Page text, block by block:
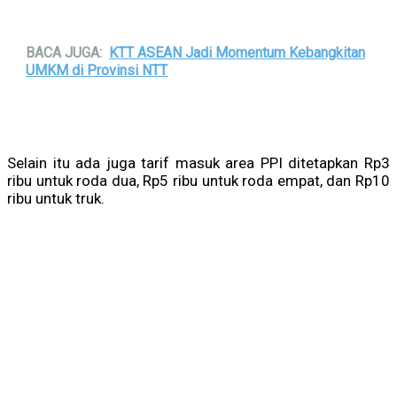
BACA JUGA: KTT ASEAN Jadi Momentum Kebangkitan
UMKM di Provinsi NTT
Selain itu ada juga tarif masuk area PPI ditetapkan Rp3
ribu untuk roda dua, Rp5 ribu untuk roda empat, dan Rp10
ribu untuk truk.